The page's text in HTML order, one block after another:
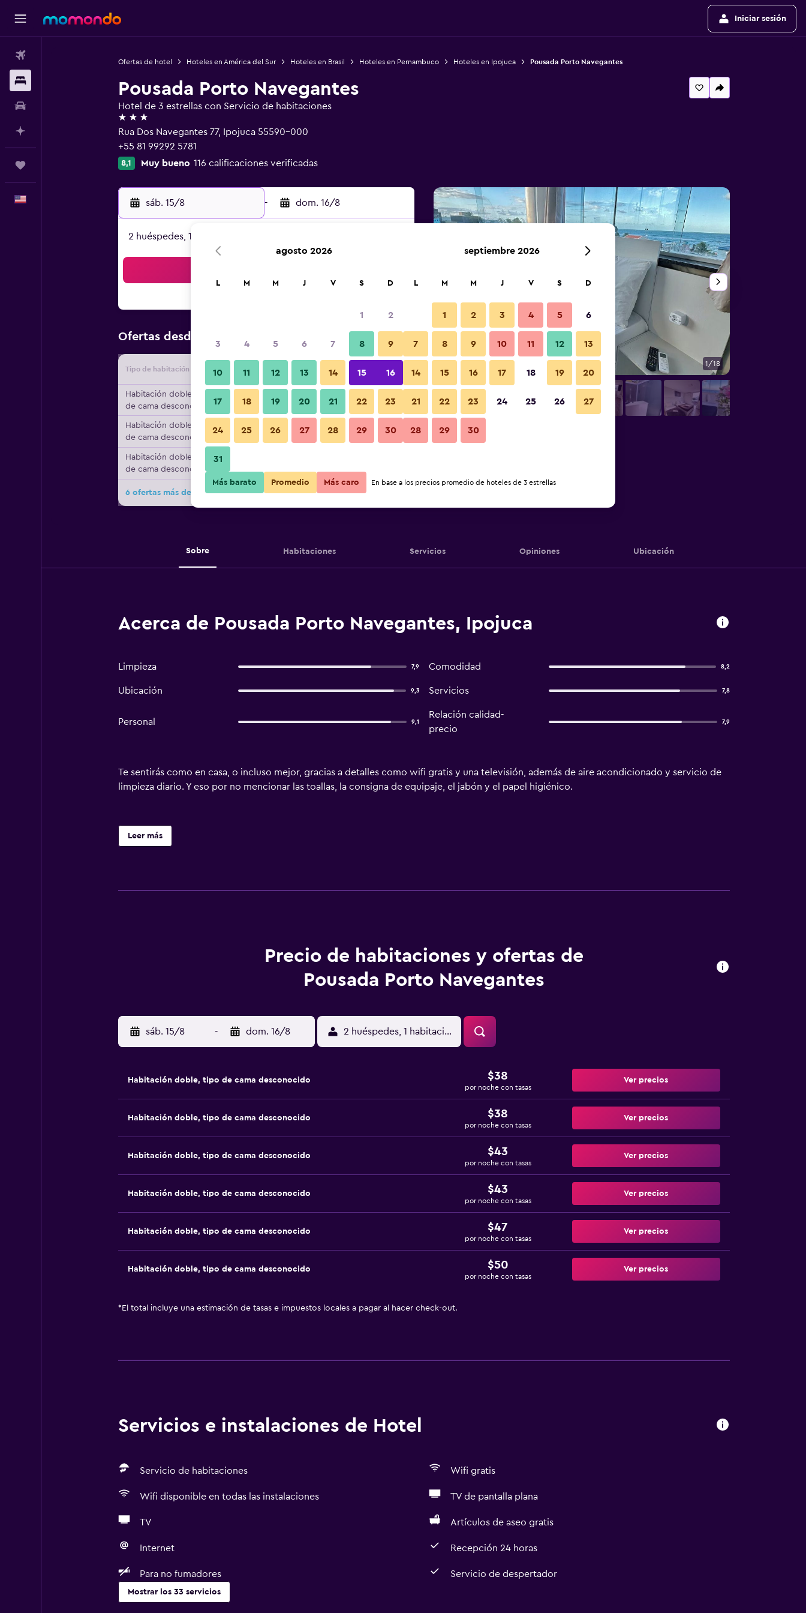
Iniciar sesión
Ofertas de hotel Hoteles en América del Sur Hoteles en Brasil Hoteles en Pernambuco Hoteles en Ipojuca Pousada Porto Navegantes
Pousada Porto Navegantes
Hotel de 3 estrellas con Servicio de habitaciones
3 estrellas
Rua Dos Navegantes 77, Ipojuca 55590-000
+55 81 99292 5781
8,1 Muy bueno 116 calificaciones verificadas
sáb. 15/8 - dom. 16/8
2 huéspedes, 1 habitación
Ofertas desde Oferta más barata de precio por noche
Tipo de habitación Proveedor Total noche
Habitación doble, tipo
de cama desconocido
$38 Ver oferta
Habitación doble, tipo
de cama desconocido
$38 Ver oferta
Habitación doble, tipo
de cama desconocido
6 ofertas más de Pousada Porto Navegantes
Habitación 1/18
Fotos
Sobre Habitaciones Servicios Opiniones Ubicación
Acerca de Pousada Porto Navegantes, Ipojuca
Limpieza 7,9 Comodidad 8,2
Ubicación 9,3 Servicios 7,8
Personal 9,1
Relación calidad-
precio
7,9
Te sentirás como en casa, o incluso mejor, gracias a detalles como wifi gratis y una televisión, además de aire acondicionado y servicio de
limpieza diario. Y eso por no mencionar las toallas, la consigna de equipaje, el jabón y el papel higiénico.
Leer más
Precio de habitaciones y ofertas de
Pousada Porto Navegantes
sáb. 15/8 - dom. 16/8 2 huéspedes, 1 habitación
Habitación doble, tipo de cama desconocido $38
por noche con tasas
Ver precios
Habitación doble, tipo de cama desconocido $38
por noche con tasas
Ver precios
Habitación doble, tipo de cama desconocido $43
por noche con tasas
Ver precios
Habitación doble, tipo de cama desconocido $43
por noche con tasas
Ver precios
Habitación doble, tipo de cama desconocido $47
por noche con tasas
Ver precios
Habitación doble, tipo de cama desconocido $50
por noche con tasas
Ver precios
* El total incluye una estimación de tasas e impuestos locales a pagar al hacer check-out.
Servicios e instalaciones de Hotel
Servicio de habitaciones Wifi gratis
Wifi disponible en todas las instalaciones TV de pantalla plana
TV Artículos de aseo gratis
Internet Recepción 24 horas
Para no fumadores Servicio de despertador
Mostrar los 33 servicios
agosto 2026
L M M J V S D
1 2
3 4 5 6 7 8 9
10 11 12 13 14 15 16
17 18 19 20 21 22 23
24 25 26 27 28 29 30
31
septiembre 2026
L M M J V S D
1 2 3 4 5 6
7 8 9 10 11 12 13
14 15 16 17 18 19 20
21 22 23 24 25 26 27
28 29 30
Más barato Promedio Más caro En base a los precios promedio de hoteles de 3 estrellas